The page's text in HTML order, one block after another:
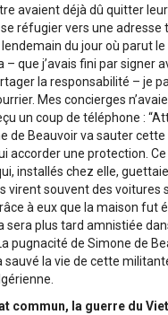
avaient déjà dû quitter
réfugier vers une adresse
lendemain du jour où parut
– que j’avais fini par signer
la responsabilité – je
Mes concierges
un coup de téléphone :
de Beauvoir va sauter cette
accorder une protection.
installés chez elle,
virent souvent des voitures
à eux que la maison fut
sera plus tard amnistiée
pugnacité de Simone de
sauvé la vie de cette
commun, la guerre du